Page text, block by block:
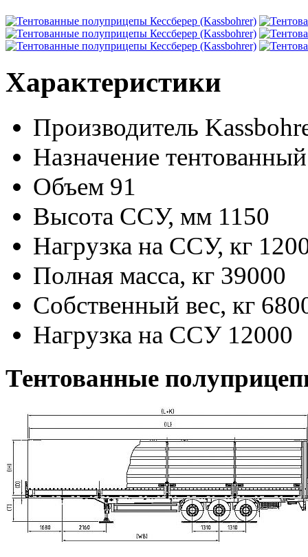
Характеристики
Производитель
Назначение тентованный
Объем 91
Высота ССУ, мм 1150
Нагрузка на ССУ, кг
Полная масса, кг 39000
Собственный вес, кг
Нагрузка на ССУ 12000
Тентованные